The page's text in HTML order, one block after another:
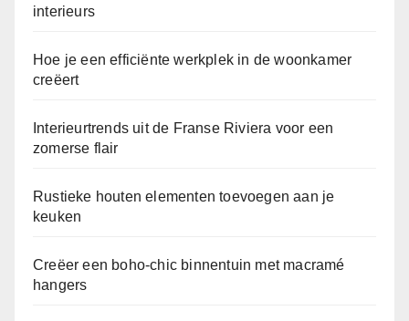
interieurs
Hoe je een efficiënte werkplek in de woonkamer
creëert
Interieurtrends uit de Franse Riviera voor een
zomerse flair
Rustieke houten elementen toevoegen aan je
keuken
Creëer een boho-chic binnentuin met macramé
hangers